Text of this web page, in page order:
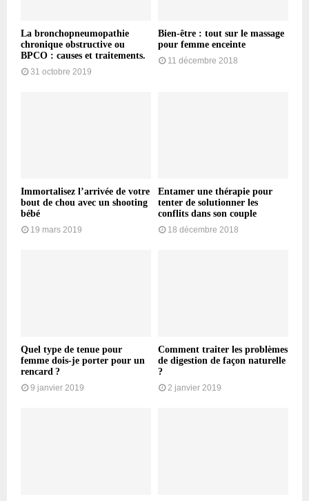
La bronchopneumopathie
chronique obstructive ou
BPCO : causes et traitements.
31 octobre 2019
Bien-être : tout sur le massage
pour femme enceinte
11 décembre 2018
Immortalisez l’arrivée de votre
bout de chou avec un shooting
bébé
19 mars 2019
Entamer une thérapie pour
tenter de solutionner les
conflits dans son couple
18 décembre 2018
Quel type de tenue pour
femme dois-je porter pour un
rencard ?
9 janvier 2019
Comment traiter les problèmes
de digestion de façon naturelle
?
2 janvier 2019